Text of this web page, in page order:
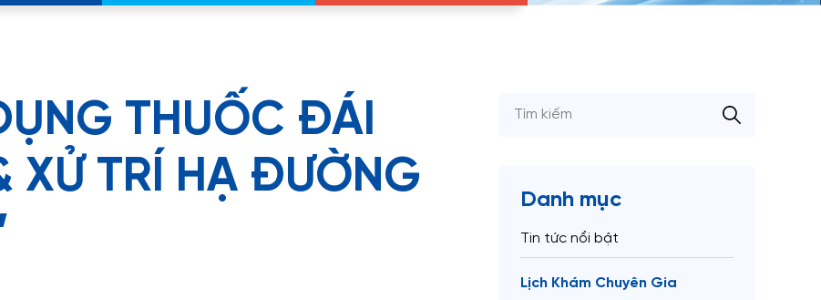
THUỐC ĐÁI
XỬ TRÍ HẠ ĐƯỜNG
Danh mục
Tin tức nổi bật
Lịch Khám Chuyên Gia